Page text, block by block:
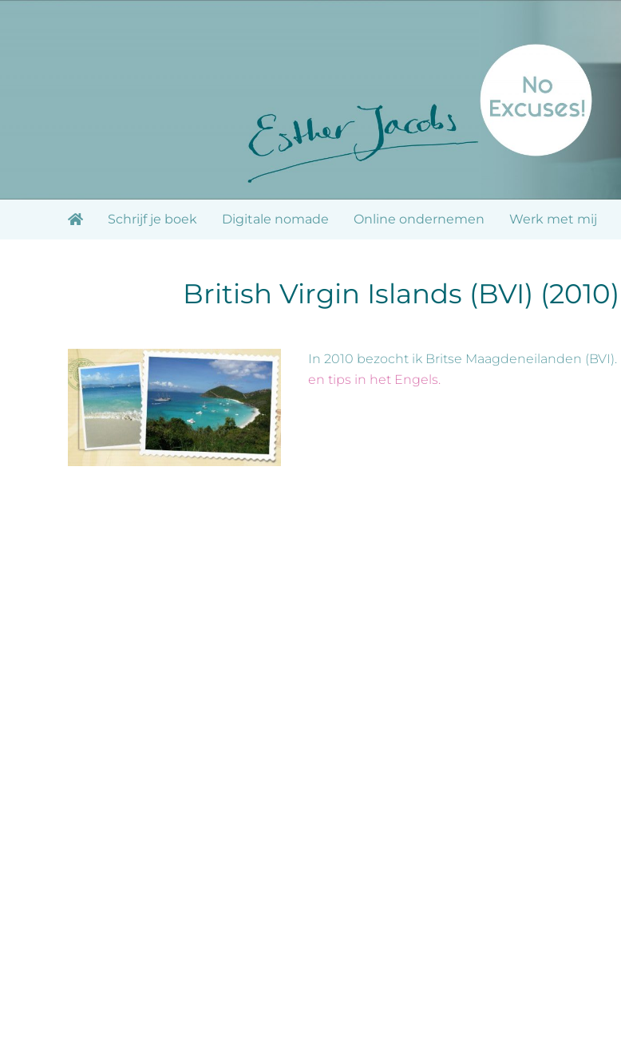
Schrijf je boek Digitale nomade Online ondernemen Werk met mij
British Virgin Islands (BVI) (2010)
In 2010 bezocht ik Britse Maagdeneilanden (BVI).
en tips in het Engels.